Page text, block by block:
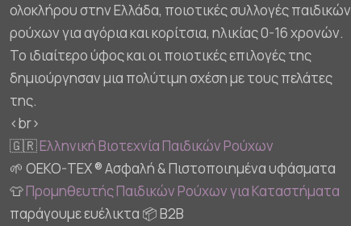
ολοκλήρου στην Ελλάδα, ποιοτικές συλλογές παιδικών
ρούχων για αγόρια και κορίτσια, ηλικίας 0-16 χρονών.
Το ιδιαίτερο ύφος και οι ποιοτικές επιλογές της
δημιούργησαν μια πολύτιμη σχέση με τους πελάτες
της.
<br>
🇬🇷Ελληνική Βιοτεχνία Παιδικών Ρούχων
🌱 OEKO-TEX ® Ασφαλή & Πιστοποιημένα υφάσματα
👕Προμηθευτής Παιδικών Ρούχων για Καταστήματα
παράγουμε ευέλικτα 📦 B2B